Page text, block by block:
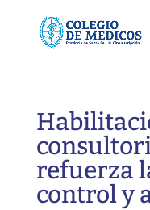
refuerza
control y